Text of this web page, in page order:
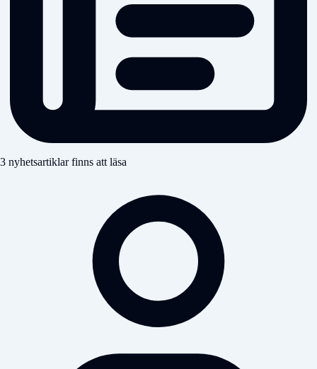
3 nyhetsartiklar finns att läsa